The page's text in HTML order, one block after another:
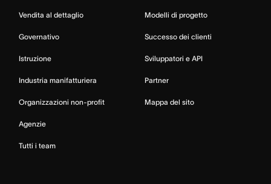
Vendita al dettaglio
Governativo
Istruzione
Industria manifatturiera
Organizzazioni non-profit
Agenzie
Tutti i team
Modelli di progetto
Successo dei clienti
Sviluppatori e API
Partner
Mappa del sito